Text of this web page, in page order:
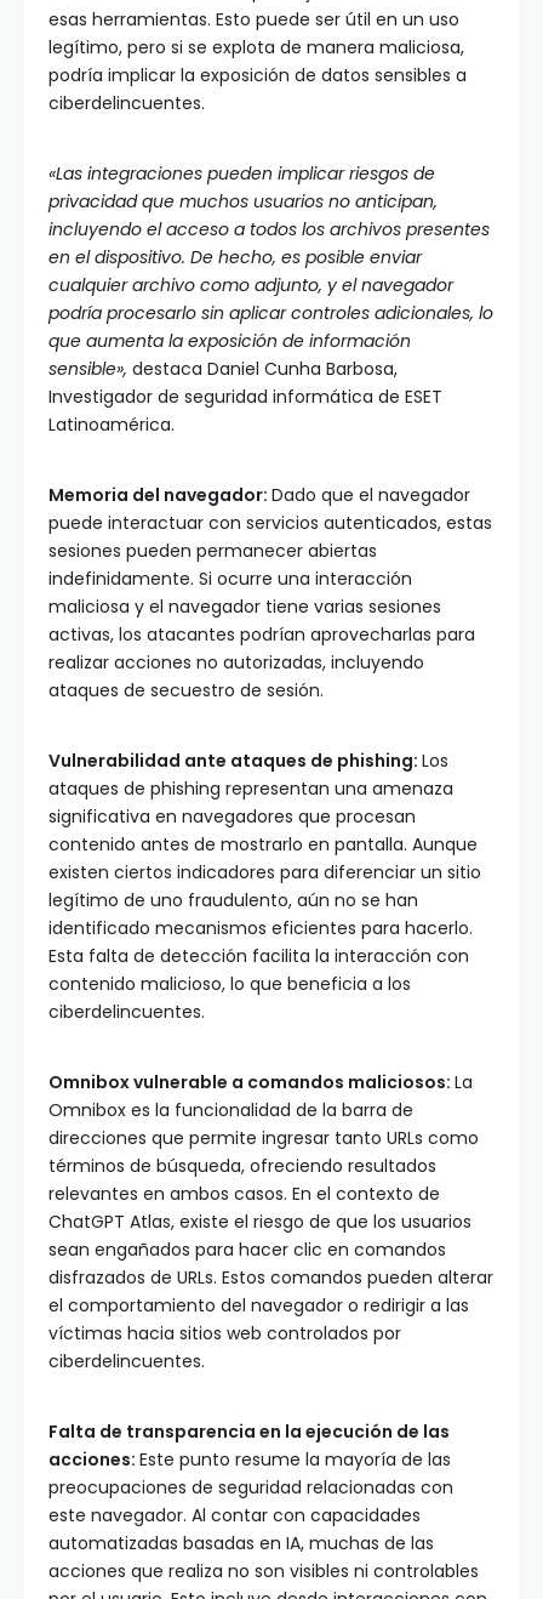
esas herramientas. Esto puede ser útil en un uso
legítimo, pero si se explota de manera maliciosa,
podría implicar la exposición de datos sensibles a
ciberdelincuentes.
«Las integraciones pueden implicar riesgos de
privacidad que muchos usuarios no anticipan,
incluyendo el acceso a todos los archivos presentes
en el dispositivo. De hecho, es posible enviar
cualquier archivo como adjunto, y el navegador
podría procesarlo sin aplicar controles adicionales, lo
que aumenta la exposición de información
sensible», destaca Daniel Cunha Barbosa,
Investigador de seguridad informática de ESET
Latinoamérica.
Memoria del navegador: Dado que el navegador
puede interactuar con servicios autenticados, estas
sesiones pueden permanecer abiertas
indefinidamente. Si ocurre una interacción
maliciosa y el navegador tiene varias sesiones
activas, los atacantes podrían aprovecharlas para
realizar acciones no autorizadas, incluyendo
ataques de secuestro de sesión.
Vulnerabilidad ante ataques de phishing: Los
ataques de phishing representan una amenaza
significativa en navegadores que procesan
contenido antes de mostrarlo en pantalla. Aunque
existen ciertos indicadores para diferenciar un sitio
legítimo de uno fraudulento, aún no se han
identificado mecanismos eficientes para hacerlo.
Esta falta de detección facilita la interacción con
contenido malicioso, lo que beneficia a los
ciberdelincuentes.
Omnibox vulnerable a comandos maliciosos: La
Omnibox es la funcionalidad de la barra de
direcciones que permite ingresar tanto URLs como
términos de búsqueda, ofreciendo resultados
relevantes en ambos casos. En el contexto de
ChatGPT Atlas, existe el riesgo de que los usuarios
sean engañados para hacer clic en comandos
disfrazados de URLs. Estos comandos pueden alterar
el comportamiento del navegador o redirigir a las
víctimas hacia sitios web controlados por
ciberdelincuentes.
Falta de transparencia en la ejecución de las
acciones: Este punto resume la mayoría de las
preocupaciones de seguridad relacionadas con
este navegador. Al contar con capacidades
automatizadas basadas en IA, muchas de las
acciones que realiza no son visibles ni controlables